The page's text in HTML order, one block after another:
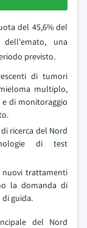
del 45,6% del
una
previsto.
di tumori
multiplo,
di monitoraggio
ricerca del Nord
di test
trattamenti
la domanda di
guida.
del Nord